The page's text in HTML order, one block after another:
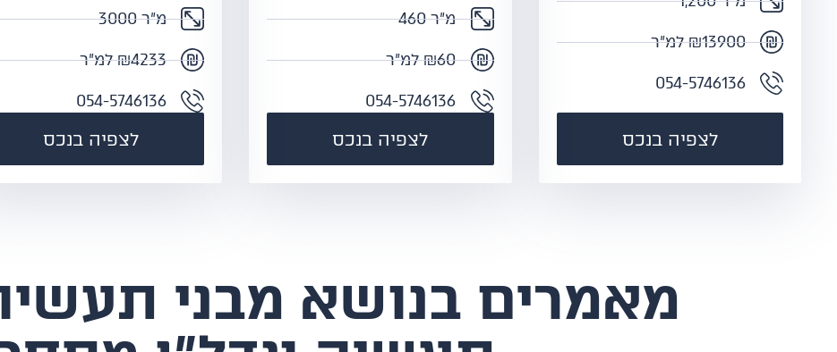
₪13900 למ"ר
054-5746136
לצפיה בנכס
מ"ר 460
₪60 למ"ר
054-5746136
לצפיה בנכס
מ"ר 3000
₪4233 למ"ר
054-5746136
לצפיה בנכס
​מאמרים בנושא מבני